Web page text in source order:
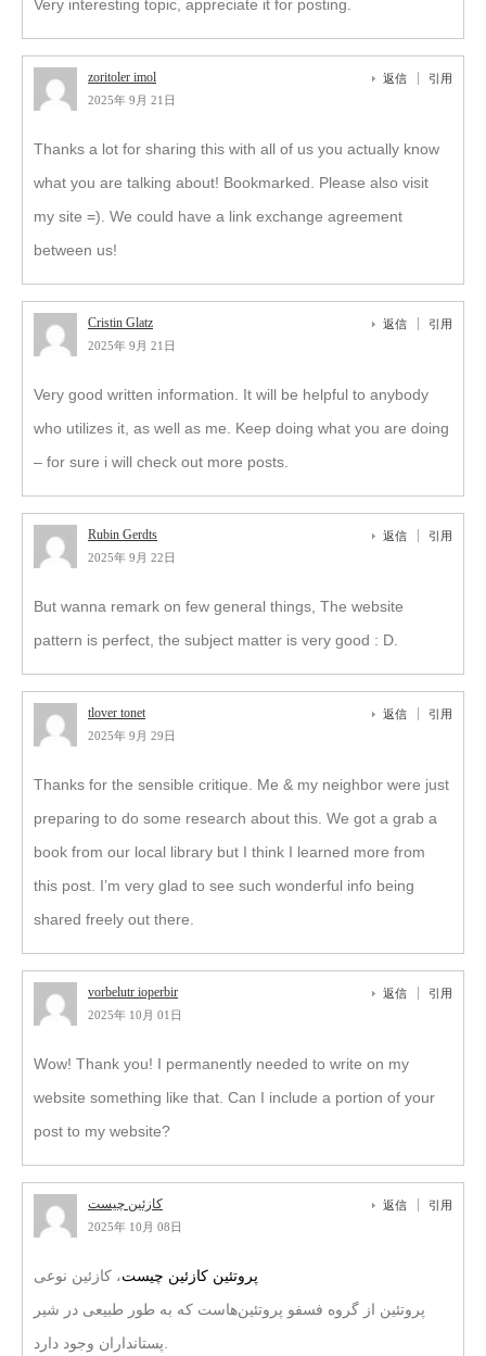
Very interesting topic, appreciate it for posting.
zoritoler imol
2025年 9月 21日
返信 引用
Thanks a lot for sharing this with all of us you actually know
what you are talking about! Bookmarked. Please also visit
my site =). We could have a link exchange agreement
between us!
Cristin Glatz
2025年 9月 21日
返信 引用
Very good written information. It will be helpful to anybody
who utilizes it, as well as me. Keep doing what you are doing
– for sure i will check out more posts.
Rubin Gerdts
2025年 9月 22日
返信 引用
But wanna remark on few general things, The website
pattern is perfect, the subject matter is very good : D.
tlover tonet
2025年 9月 29日
返信 引用
Thanks for the sensible critique. Me & my neighbor were just
preparing to do some research about this. We got a grab a
book from our local library but I think I learned more from
this post. I’m very glad to see such wonderful info being
shared freely out there.
vorbelutr ioperbir
2025年 10月 01日
返信 引用
Wow! Thank you! I permanently needed to write on my
website something like that. Can I include a portion of your
post to my website?
کازئین چیست
2025年 10月 08日
返信 引用
پروتئین کازئین چیست، کازئین نوعی
پروتئین از گروه فسفو پروتئین‌هاست که به طور طبیعی در شیر
پستانداران وجود دارد.